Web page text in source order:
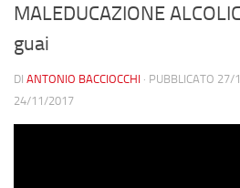
MALEDUCAZIONE
guai
DI ANTONIO BACCIOCCHI · PUBBLICATO 27/
24/11/2017